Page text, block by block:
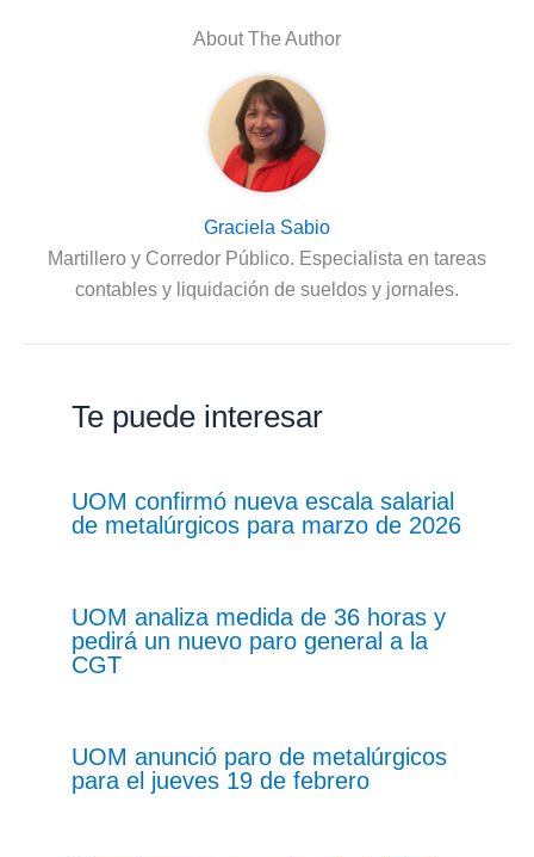
About The Author
Graciela Sabio
Martillero y Corredor Público. Especialista en tareas
contables y liquidación de sueldos y jornales.
Te puede interesar
UOM confirmó nueva escala salarial
de metalúrgicos para marzo de 2026
UOM analiza medida de 36 horas y
pedirá un nuevo paro general a la
CGT
UOM anunció paro de metalúrgicos
para el jueves 19 de febrero